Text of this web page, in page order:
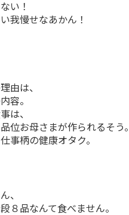
い！
我慢せなあかん！
由は、
容。
は、
位お母さまが作られるそう。
事柄の健康オタク。
、
８品なんて食べません。